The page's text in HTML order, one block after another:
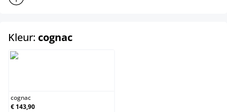
Kleur: cognacselect
cognac
€ 143,90